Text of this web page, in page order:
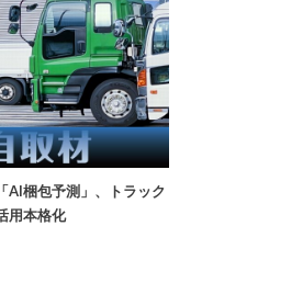
AI梱包予測」、トラック
用本格化